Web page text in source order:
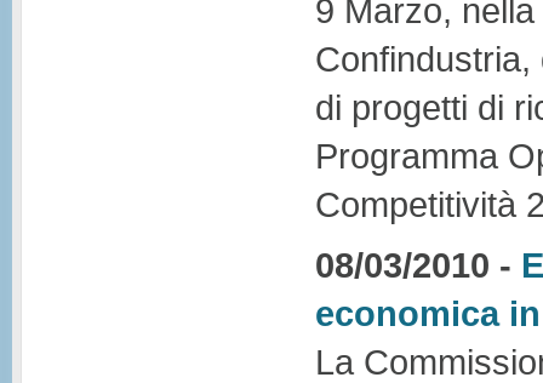
9 Marzo,
Confindustria,
di progetti di
Programma
Competitività
08/03/2010 -
economica
La